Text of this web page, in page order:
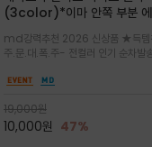
(3color)*이마 안쪽 부분 에
노바 심볼 전사 인쇄
Printing)뒷밴딩으로 사이즈
능해 누구나 안정적으로 착용
md강력추천 2026 신상품 ★득
주.문.대.폭.주- 전컬러 인기 순차발
일 보송보송한 스킨케어 핏(Skin-
프,여행까지~~
19,000원
10,000원 47%